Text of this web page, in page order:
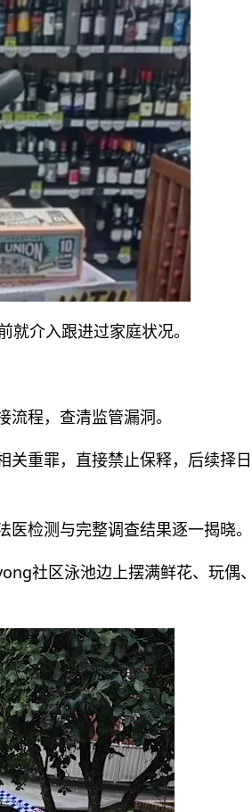
介入跟进过家庭状况。
程，查清监管漏洞。
关重罪，直接禁止保释，后续择日
检测与完整调查结果逐一揭晓。
社区泳池边上摆满鲜花、玩偶、